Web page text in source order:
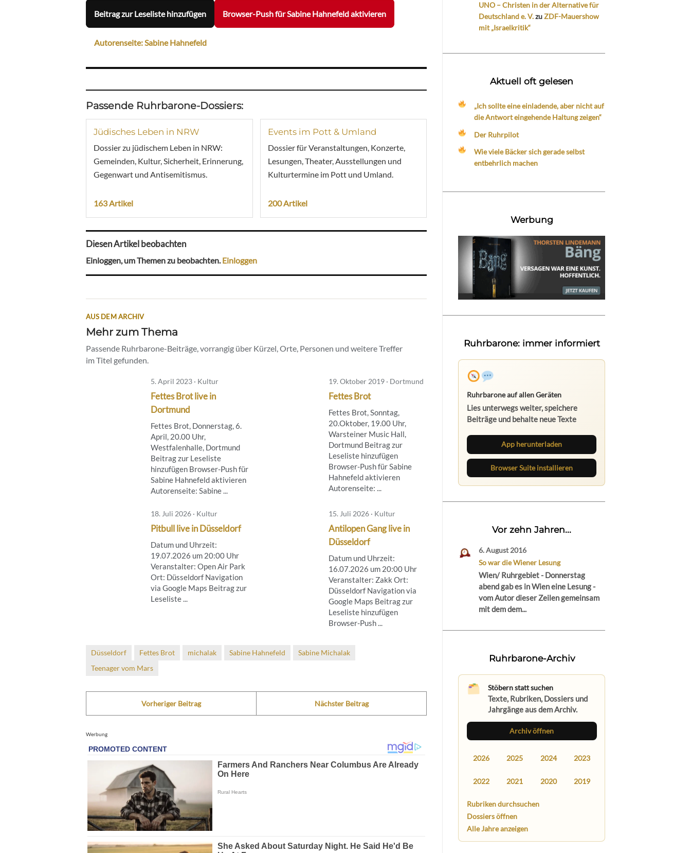
Beitrag zur Leseliste hinzufügen Browser-Push für Sabine Hahnefeld aktivieren
Autorenseite: Sabine Hahnefeld
Passende Ruhrbarone-Dossiers:
Jüdisches Leben in NRW
Dossier zu jüdischem Leben in NRW:
Gemeinden, Kultur, Sicherheit, Erinnerung,
Gegenwart und Antisemitismus.
163 Artikel
Events im Pott & Umland
Dossier für Veranstaltungen, Konzerte,
Lesungen, Theater, Ausstellungen und
Kulturtermine im Pott und Umland.
200 Artikel
Diesen Artikel beobachten
Einloggen, um Themen zu beobachten.Einloggen
AUS DEM ARCHIV
Mehr zum Thema
Passende Ruhrbarone-Beiträge, vorrangig über Kürzel, Orte, Personen und weitere Treffer
im Titel gefunden.
5. April 2023 · Kultur
Fettes Brot live in
Dortmund
Fettes Brot, Donnerstag, 6.
April, 20.00 Uhr,
Westfalenhalle, Dortmund
Beitrag zur Leseliste
hinzufügen Browser-Push für
Sabine Hahnefeld aktivieren
Autorenseite: Sabine ...
19. Oktober 2019 · Dortmund
Fettes Brot
Fettes Brot, Sonntag,
20.Oktober, 19.00 Uhr,
Warsteiner Music Hall,
Dortmund Beitrag zur
Leseliste hinzufügen
Browser-Push für Sabine
Hahnefeld aktivieren
Autorenseite: ...
18. Juli 2026 · Kultur
Pitbull live in Düsseldorf
Datum und Uhrzeit:
19.07.2026 um 20:00 Uhr
Veranstalter: Open Air Park
Ort: Düsseldorf Navigation
via Google Maps Beitrag zur
Leseliste ...
15. Juli 2026 · Kultur
Antilopen Gang live in
Düsseldorf
Datum und Uhrzeit:
16.07.2026 um 20:00 Uhr
Veranstalter: Zakk Ort:
Düsseldorf Navigation via
Google Maps Beitrag zur
Leseliste hinzufügen
Browser-Push ...
Düsseldorf Fettes Brot michalak Sabine Hahnefeld
Sabine Michalak
Teenager vom Mars
Vorheriger Beitrag Nächster Beitrag
Werbung
UNO – Christen in der Alternative für
Deutschland e. V.zuZDF-Mauershow
mit „Israelkritik“
Aktuell oft gelesen
„Ich sollte eine einladende, aber nicht auf
die Antwort eingehende Haltung zeigen“
Der Ruhrpilot
Wie viele Bäcker sich gerade selbst
entbehrlich machen
Werbung
Ruhrbarone: immer informiert
Ruhrbarone auf allen Geräten
Lies unterwegs weiter, speichere
Beiträge und behalte neue Texte
App herunterladen
Browser Suite installieren
Vor zehn Jahren...
6. August 2016
So war die Wiener Lesung
Wien/ Ruhrgebiet - Donnerstag
abend gab es in Wien eine Lesung -
vom Autor dieser Zeilen gemeinsam
mit dem dem...
Ruhrbarone-Archiv
Stöbern statt suchen
Texte, Rubriken, Dossiers und
Jahrgänge aus dem Archiv.
Archiv öffnen
2026 2025 2024 2023
2022 2021 2020 2019
Rubriken durchsuchen
Dossiers öffnen
Alle Jahre anzeigen